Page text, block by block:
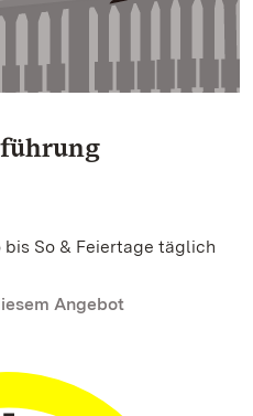
bis So & Feiertage täglich
Angebot